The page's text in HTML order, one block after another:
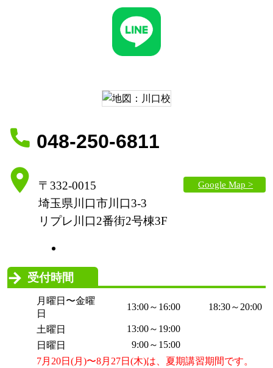
048-250-6811
〒332-0015
埼玉県川口市川口3-3
リプレ川口2番街2号棟3F
Google Map >
受付時間
月曜日〜金曜
日
13:00～16:00 18:30～20:00
土曜日
13:00～19:00
日曜日
9:00～15:00
7月20日(月)〜8月27日(木)は、夏期講習期間です。